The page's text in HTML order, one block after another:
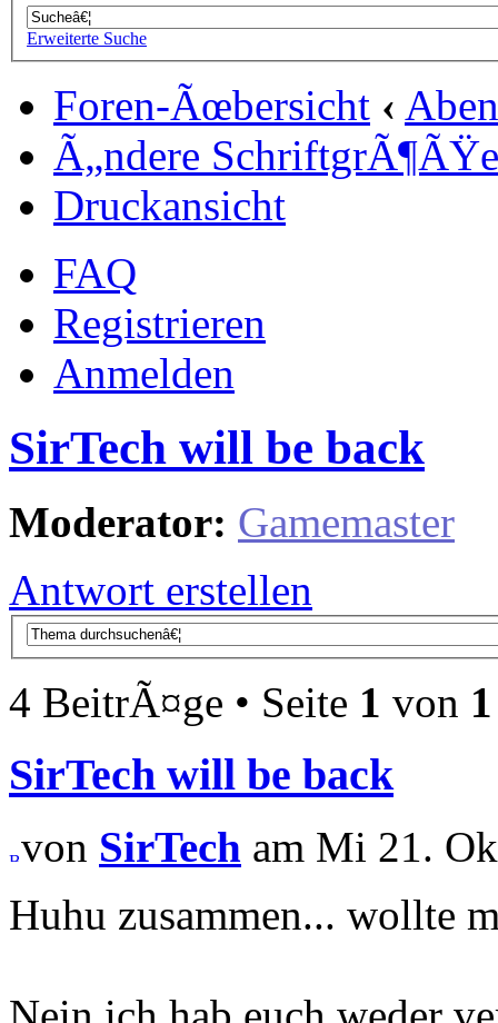
Erweiterte Suche
Foren-Ãœbersicht ‹
Ã„ndere SchriftgrÃ¶ÃŸe
Druckansicht
FAQ
Registrieren
Anmelden
SirTech will be back
Moderator: Gamemaster
Antwort erstellen
4 BeitrÃ¤ge • Seite 1 von 1
SirTech will be back
von SirTech am Mi 21.
Huhu zusammen... wollte